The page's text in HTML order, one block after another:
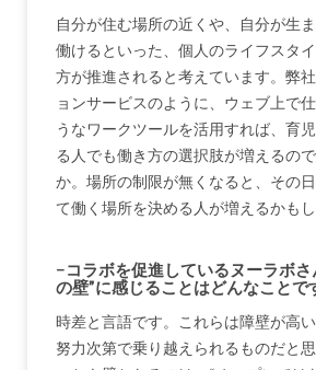
自分が住む場所の近くや、自分が生
働けるといった、個人のライフスタ
方が推進されると考えています。弊
ョンサービスのように、ウェブ上で
うなワークツールを活用すれば、育
る人でも働き方の選択肢が増えるの
か。場所の制限が無くなると、その
て働く場所を決める人が増えるかもし
−コラボを促進しているヌーラボさ
の壁”に感じることはどんなことで
時差と言語です。これらは障壁が高
努力次第で乗り越えられるものだと